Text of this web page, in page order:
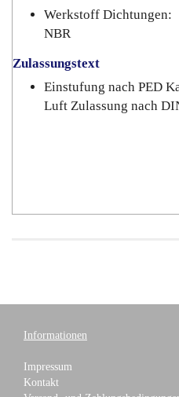
Werkstoff Dichtungen:
NBR
Zulassungstext
Einstufung nach PED
Luft Zulassung nach
Informationen
Impressum
Kontakt